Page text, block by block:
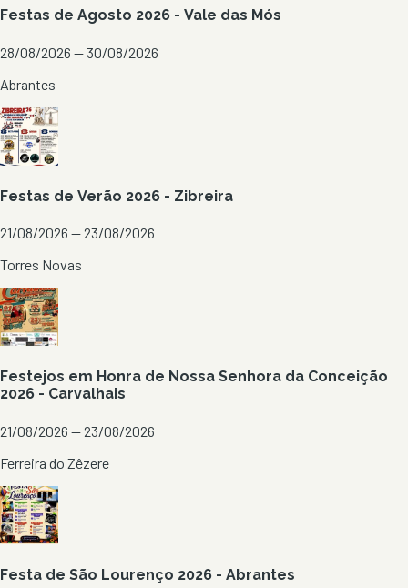
Festas de Agosto 2026 - Vale das Mós
28/08/2026 — 30/08/2026
Abrantes
Festas de Verão 2026 - Zibreira
21/08/2026 — 23/08/2026
Torres Novas
Festejos em Honra de Nossa Senhora da Conceição
2026 - Carvalhais
21/08/2026 — 23/08/2026
Ferreira do Zêzere
Festa de São Lourenço 2026 - Abrantes